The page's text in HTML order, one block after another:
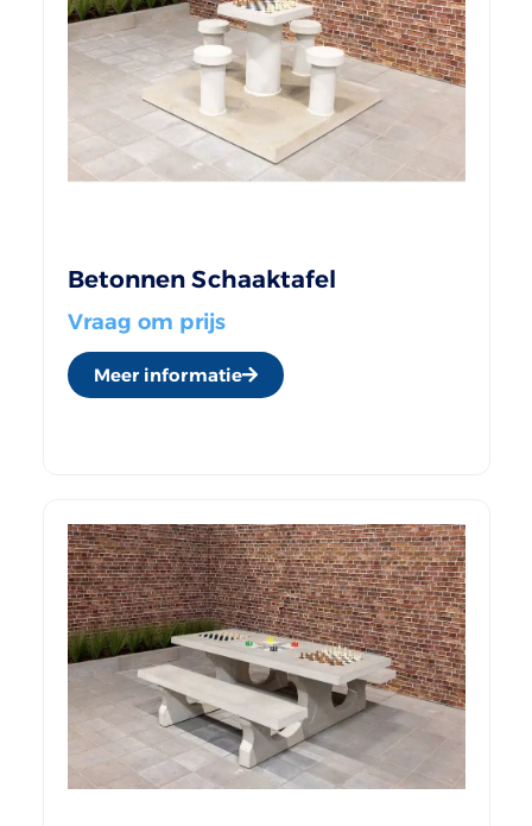
Betonnen Schaaktafel
Vraag om prijs
Meer informatie